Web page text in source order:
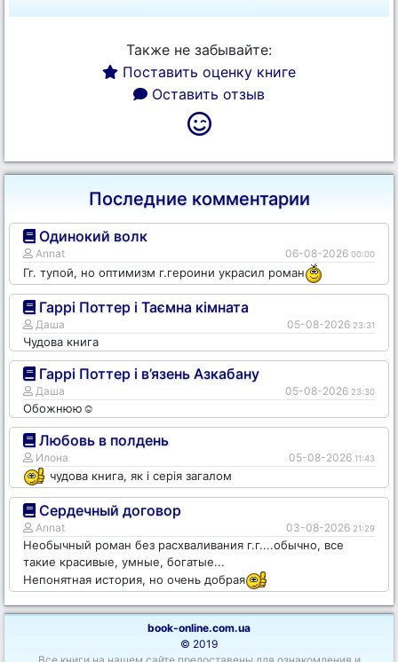
Также не забывайте:
Поставить оценку книге
Оставить отзыв
Последние комментарии
Одинокий волк
Annat 06-08-2026 00:00
Гг. тупой, но оптимизм г.героини украсил роман
Гаррі Поттер і Таємна кімната
Даша 05-08-2026 23:31
Чудова книга
Гаррі Поттер і в’язень Азкабану
Даша 05-08-2026 23:30
Обожнюю☺️
Любовь в полдень
Илона 05-08-2026 11:43
чудова книга, як і серія загалом
Сердечный договор
Annat 03-08-2026 21:29
Необычный роман без расхваливания г.г....обычно, все
такие красивые, умные, богатые...
Непонятная история, но очень добрая
book-online.com.ua
© 2019